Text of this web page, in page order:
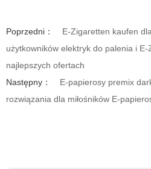
Poprzedni：
E-Zigaretten kaufen
użytkowników elektryk do palenia i
najlepszych ofertach
Następny：
E-papierosy premix
rozwiązania dla miłośników E-